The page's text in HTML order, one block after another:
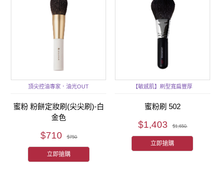
頂尖控油專家．油光OUT
蜜粉 粉餅定妝刷(尖尖刷)-白
金色
$710 $750
立即搶購
【敏感肌】刷型寬扁豐厚
蜜粉刷 502
$1,403 $1,650
立即搶購